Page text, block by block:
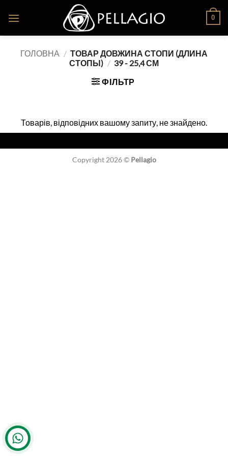
0
ГОЛОВНА / ТОВАР ДОВЖИНА СТОПИ (ДЛИНА
СТОПЫ) / 39 - 25,4 СМ
ФІЛЬТР
Товарів, відповідних вашому запиту, не знайдено.
Copyright 2026 © Pellagio